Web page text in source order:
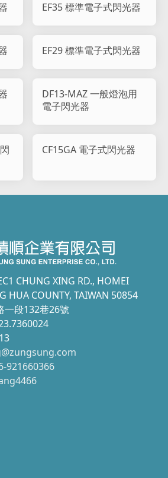
EF35 標準電子式閃光器
EF29 標準電子式閃光器
DF13-MAZ 一般燈泡用
電子閃光器
CF15GA 電子式閃光器
CHUNG XING RD., HOMEI
HUA COUNTY, TAIWAN 50854
一段132巷26號
921660366